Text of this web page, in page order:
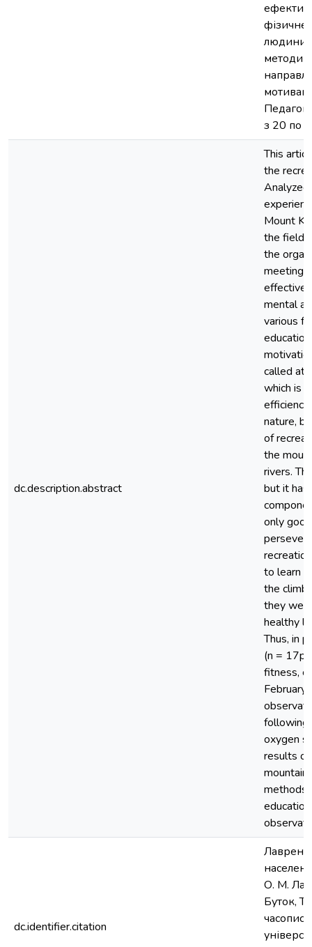
фізичне,
людини,
методи
з 20 по
dc.description.abstract
This
the
Analyzed
Mount
the field
the
meetings
mental
various
called
which is
nature,
of
the
rivers.
but it has
only
to learn
the climb
they
healthy
Thus, in
(n =
fitness,
February
following
oxygen
results
mountain
methods
dc.identifier.citation
О. М.
Буток,
часопис